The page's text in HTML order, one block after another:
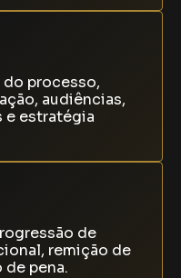
do processo,
audiências,
e estratégia
de
remição de
de pena.